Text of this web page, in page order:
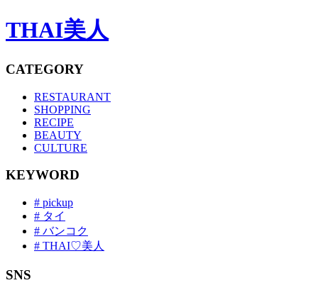
THAI美人
CATEGORY
RESTAURANT
SHOPPING
RECIPE
BEAUTY
CULTURE
KEYWORD
# pickup
# タイ
# バンコク
# THAI♡美人
SNS